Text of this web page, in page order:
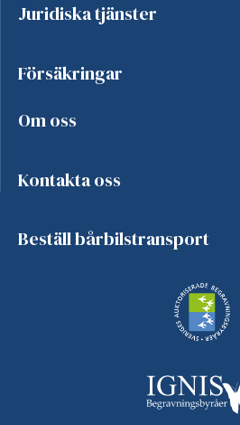
Juridiska tjänster
Försäkringar
Om oss
Kontakta oss
Beställ bårbilstransport